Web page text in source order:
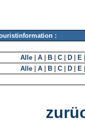
:
Alle A B C D E
Alle
A B C D E